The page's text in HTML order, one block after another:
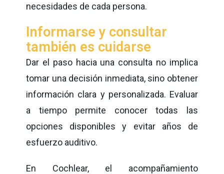
necesidades de cada persona.
Informarse y consultar
también es cuidarse
Dar el paso hacia una consulta no implica
tomar una decisión inmediata, sino obtener
información clara y personalizada. Evaluar
a tiempo permite conocer todas las
opciones disponibles y evitar años de
esfuerzo auditivo.
En Cochlear, el acompañamiento